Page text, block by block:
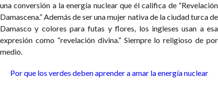
una conversión a la energía nuclear que él califica de “Revelación
Damascena.” Además de ser una mujer nativa de la ciudad turca de
Damasco y colores para futas y flores, los ingleses usan a esa
expresión como “revelación divina.” Siempre lo religioso de por
medio.
Por que los verdes deben aprendera amar la energía nuclear